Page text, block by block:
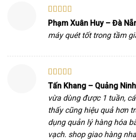
Được xếp
hạng5 5 sao
Phạm Xuân Huy – Đà
máy quét tốt trong tầm
Được xếp
hạng55 sao
Tấn Khang – Quảng Ninh
vừa dùng được 1 tuần,
thấy cũng hiệu quả hơn
dụng quản lý hàng hóa
vạch. shop giao hàng